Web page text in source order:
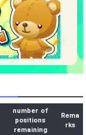
number of
positions
remaining
Rema
rks